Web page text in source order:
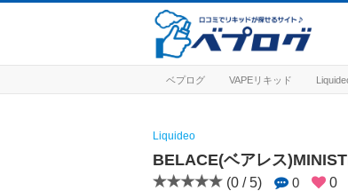
ベプログ VAPEリキッド
Liquideo
BELACE(ベアレス
(0 / 5) 0 0